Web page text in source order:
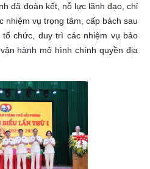
đã đoàn kết, nỗ lực lãnh đạo, chỉ
nhiệm vụ trọng tâm, cấp bách sau
chức, duy trì các nhiệm vụ bảo
hành mô hình chính quyền địa